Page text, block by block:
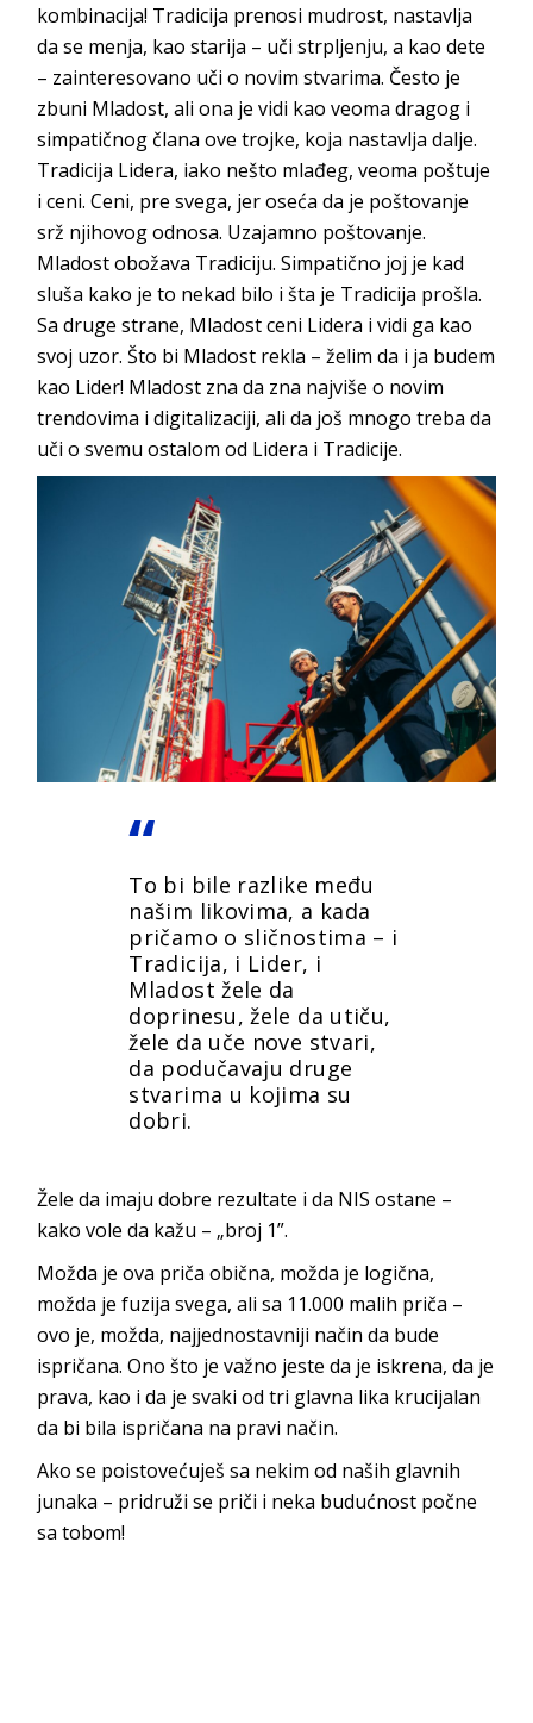
kombinacija! Tradicija prenosi mudrost, nastavlja
da se menja, kao starija – uči strpljenju, a kao dete
– zainteresovano uči o novim stvarima. Često je
zbuni Mladost, ali ona je vidi kao veoma dragog i
simpatičnog člana ove trojke, koja nastavlja dalje.
Tradicija Lidera, iako nešto mlađeg, veoma poštuje
i ceni. Ceni, pre svega, jer oseća da je poštovanje
srž njihovog odnosa. Uzajamno poštovanje.
Mladost obožava Tradiciju. Simpatično joj je kad
sluša kako je to nekad bilo i šta je Tradicija prošla.
Sa druge strane, Mladost ceni Lidera i vidi ga kao
svoj uzor. Što bi Mladost rekla – želim da i ja budem
kao Lider! Mladost zna da zna najviše o novim
trendovima i digitalizaciji, ali da još mnogo treba da
uči o svemu ostalom od Lidera i Tradicije.
To bi bile razlike među
našim likovima, a kada
pričamo o sličnostima – i
Tradicija, i Lider, i
Mladost žele da
doprinesu, žele da utiču,
žele da uče nove stvari,
da podučavaju druge
stvarima u kojima su
dobri.
Žele da imaju dobre rezultate i da NIS ostane –
kako vole da kažu – „broj 1”.
Možda je ova priča obična, možda je logična,
možda je fuzija svega, ali sa 11.000 malih priča –
ovo je, možda, najjednostavniji način da bude
ispričana. Ono što je važno jeste da je iskrena, da je
prava, kao i da je svaki od tri glavna lika krucijalan
da bi bila ispričana na pravi način.
Ako se poistovećuješ sa nekim od naših glavnih
junaka – pridruži se priči i neka budućnost počne
sa tobom!